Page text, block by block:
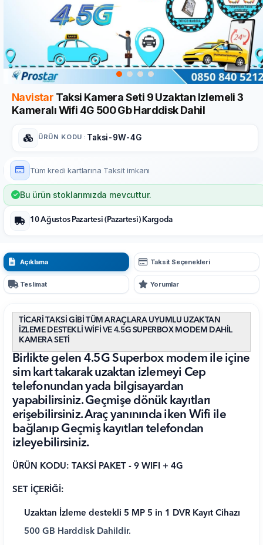
Navistar Taksi Kamera Seti 9 Uzaktan Izlemeli 3
Kameralı Wifi 4G 500 Gb Harddisk Dahil
ÜRÜN KODU : Taksi-9W-4G
Tüm kredi kartlarına Taksit imkanı
Bu ürün stoklarımızda mevcuttur.
10 Ağustos Pazartesi (Pazartesi) Kargoda
Açıklama Taksit Seçenekleri
Teslimat Yorumlar
TİCARİ TAKSİ GİBİ TÜM ARAÇLARA UYUMLU UZAKTAN
İZLEME DESTEKLİ WİFİ VE 4.5G SUPERBOX MODEM DAHİL
KAMERA SETİ
Birlikte gelen 4.5G Superbox modem ile içine
sim kart takarak uzaktan izlemeyi Cep
telefonundan yada bilgisayardan
yapabilirsiniz. Geçmişe dönük kayıtları
erişebilirsiniz. Araç yanınında iken Wifi ile
bağlanıp Geçmiş kayıtları telefondan
izleyebilirsiniz.
ÜRÜN KODU: TAKSİ PAKET - 9 WIFI + 4G
SET İÇERİĞİ:
Uzaktan İzleme destekli 5 MP 5 in 1 DVR Kayıt Cihazı
500 GB Harddisk Dahildir.